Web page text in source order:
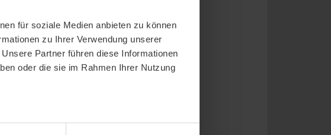
für soziale Medien anbieten zu können
zu Ihrer Verwendung unserer
Partner führen diese Informationen
oder die sie im Rahmen Ihrer Nutzung